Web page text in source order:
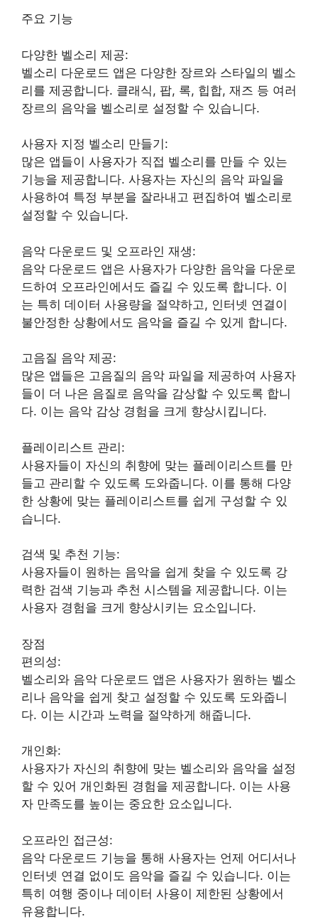
주요 기능
다양한 벨소리 제공:
벨소리 다운로드 앱은 다양한 장르와 스타일의 벨소
리를 제공합니다. 클래식, 팝, 록, 힙합, 재즈 등 여러
장르의 음악을 벨소리로 설정할 수 있습니다.
사용자 지정 벨소리 만들기:
많은 앱들이 사용자가 직접 벨소리를 만들 수 있는
기능을 제공합니다. 사용자는 자신의 음악 파일을
사용하여 특정 부분을 잘라내고 편집하여 벨소리로
설정할 수 있습니다.
음악 다운로드 및 오프라인 재생:
음악 다운로드 앱은 사용자가 다양한 음악을 다운로
드하여 오프라인에서도 즐길 수 있도록 합니다. 이
는 특히 데이터 사용량을 절약하고, 인터넷 연결이
불안정한 상황에서도 음악을 즐길 수 있게 합니다.
고음질 음악 제공:
많은 앱들은 고음질의 음악 파일을 제공하여 사용자
들이 더 나은 음질로 음악을 감상할 수 있도록 합니
다. 이는 음악 감상 경험을 크게 향상시킵니다.
플레이리스트 관리:
사용자들이 자신의 취향에 맞는 플레이리스트를 만
들고 관리할 수 있도록 도와줍니다. 이를 통해 다양
한 상황에 맞는 플레이리스트를 쉽게 구성할 수 있
습니다.
검색 및 추천 기능:
사용자들이 원하는 음악을 쉽게 찾을 수 있도록 강
력한 검색 기능과 추천 시스템을 제공합니다. 이는
사용자 경험을 크게 향상시키는 요소입니다.
장점
편의성:
벨소리와 음악 다운로드 앱은 사용자가 원하는 벨소
리나 음악을 쉽게 찾고 설정할 수 있도록 도와줍니
다. 이는 시간과 노력을 절약하게 해줍니다.
개인화:
사용자가 자신의 취향에 맞는 벨소리와 음악을 설정
할 수 있어 개인화된 경험을 제공합니다. 이는 사용
자 만족도를 높이는 중요한 요소입니다.
오프라인 접근성:
음악 다운로드 기능을 통해 사용자는 언제 어디서나
인터넷 연결 없이도 음악을 즐길 수 있습니다. 이는
특히 여행 중이나 데이터 사용이 제한된 상황에서
유용합니다.